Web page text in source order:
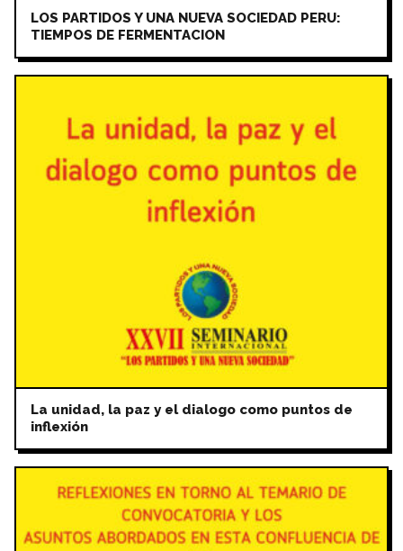
LOS PARTIDOS Y UNA NUEVA SOCIEDAD PERU:
TIEMPOS DE FERMENTACION
La unidad, la paz y el dialogo como puntos de
inflexión